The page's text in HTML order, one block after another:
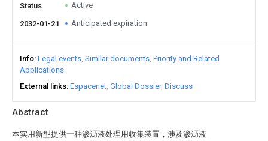
Abstract
本实用新型提供一种渗沥液处理用收集装置，涉及渗沥液
Status Active
2032-01-21 Anticipated expiration
Info Legal events Similar documents Priority and Related
Applications
External links Espacenet Global Dossier Discuss